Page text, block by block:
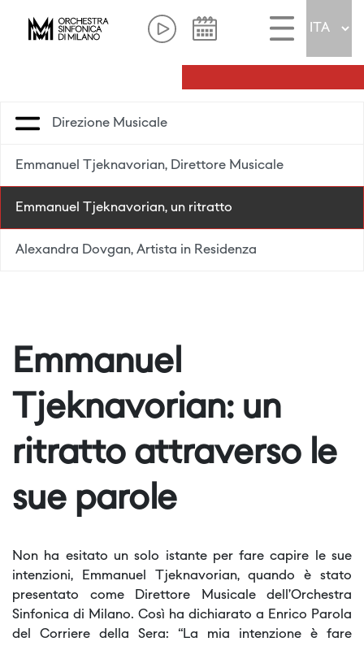
Direzione Musicale
Emmanuel Tjeknavorian, Direttore Musicale
Emmanuel Tjeknavorian, un ritratto
Alexandra Dovgan, Artista in Residenza
Emmanuel
Tjeknavorian: un
ritratto attraverso le
sue parole
Non ha esitato un solo istante per fare capire le sue
intenzioni, Emmanuel Tjeknavorian, quando è stato
presentato come Direttore Musicale dell’Orchestra
Sinfonica di Milano. Così ha dichiarato a Enrico Parola
del Corriere della Sera: “La mia intenzione è fare